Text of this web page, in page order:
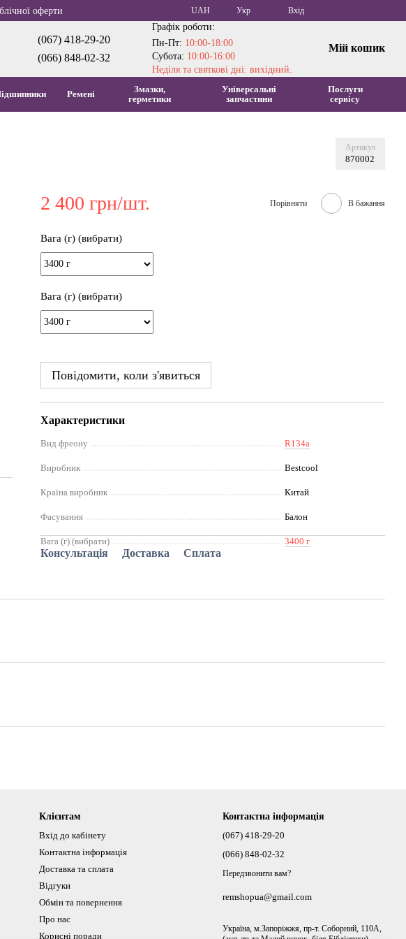
оферти UAH Укр Вхід
(067) 418-29-20
(066) 848-02-32
Графік роботи:
Пн-Пт: 10:00-18:00
Субота: 10:00-16:00
Неділя та святкові дні: вихідний.
Мій кошик
Ремені
Змазки,
герметики
Універсальні
запчастини
Послуги
сервісу
Артикул
870002
2 400 грн/шт. Порівняти В бажання
Вага (г) (вибрати)
Вага (г) (вибрати)
Повідомити, коли з'явиться
Характеристики
Вид фреону R134a
Виробник Bestcool
Країна виробник Китай
Фасування Балон
Вага (г) (вибрати) 3400 г
Консультація Доставка Сплата
Клієнтам
Вхід до кабінету
Контактна інформація
Доставка та сплата
Відгуки
Обмін та повернення
Про нас
Корисні поради
Контактна інформація
(067) 418-29-20
(066) 848-02-32
Передзвонити вам?
remshopua@gmail.com
Україна, м.Запоріжжя, пр-т. Соборний, 110А,